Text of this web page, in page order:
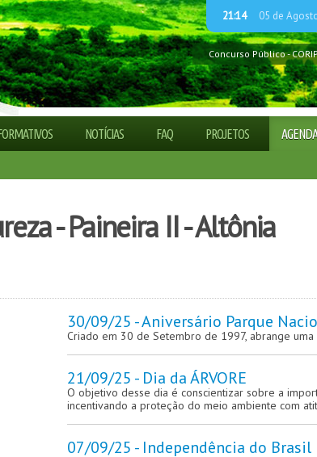
21:14 05 de
Concurso Público -
Guia explica Código
Processo Seletivo
ADETUR CAMINHO DAS
Processo Seletivo
Processo Seletivo
NOTÍCIAS FAQ PROJETOS AGENDA
- Paineira II - Altônia
30/09/25 - Aniversário Parque
Criado em 30 de Setembro de 1997, abrange
21/09/25 - Dia da ÁRVORE
O objetivo desse dia é conscientizar sobre a
incentivando a proteção do meio ambiente com
07/09/25 - Independência do Brasil